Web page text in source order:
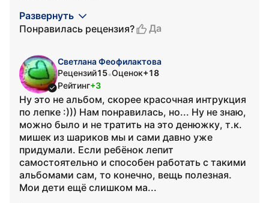
Развернуть
Понравилась рецензия?
Да
Светлана Феофилактова
Рецензий15•Оценок+18
Рейтинг+3
Ну это не альбом, скорее красочная интрукция
по лепке :))) Нам понравилась, но... Ну не знаю,
можно было и не тратить на это денюжку, т.к.
мишек из шариков мы и сами давно уже
придумали. Если ребёнок лепит
самостоятельно и способен работать с такими
альбомами сам, то конечно, вещь полезная.
Мои дети ещё слишком ма...